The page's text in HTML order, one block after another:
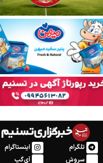
تلگرام اینستاگرام
سروش آی‌گپ